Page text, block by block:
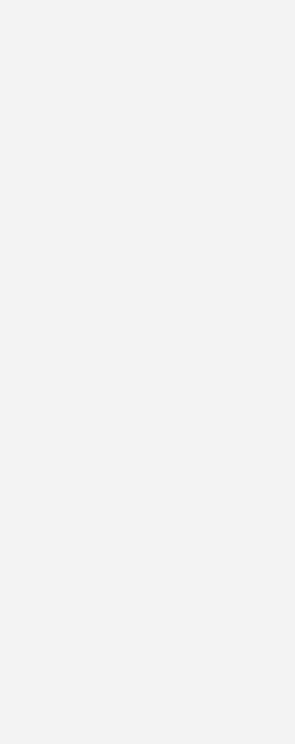
für Pelletlager
Forschungsvorhabens werden
DEPV sieht sich durch die
in seinen Bemühungen unterstützt,
für einen sachgerechten, sicheren
sagte der stellvertretende
Verband setzt hierzu seit geraumer
von
für den Heizungsbetreiber.
sind Räumlichkeiten, die höchstens
werden sollten“ betont Behr.
mit dem TÜV Rheinland
einen gefahrlosen Umgang mit
vielfältig
des Forschungsprojektes wird
namens „SafePellets“